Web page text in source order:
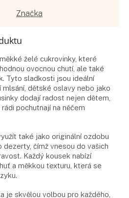
Značka
želé cukrovinky, které
ovocnou chutí, ale také
Tyto sladkosti jsou ideální
dětské oslavy nebo jako
dodají radost nejen dětem,
pochutnají na něčem
také jako originální ozdobu
dezerty, čímž vnesou do vašich
Každý kousek nabízí
a měkkou texturu, která se
je skvělou volbou pro každého,